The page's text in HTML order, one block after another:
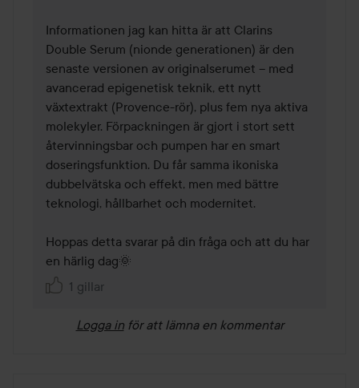
Informationen jag kan hitta är att Clarins
Double Serum (nionde generationen) är den
senaste versionen av originalserumet – med
avancerad epigenetisk teknik, ett nytt
växtextrakt (Provence-rör), plus fem nya aktiva
molekyler. Förpackningen är gjort i stort sett
återvinningsbar och pumpen har en smart
doseringsfunktion. Du får samma ikoniska
dubbelvätska och effekt, men med bättre
teknologi, hållbarhet och modernitet.
Hoppas detta svarar på din fråga och att du har
en härlig dag🌞
1 gillar
Logga in för att lämna en kommentar